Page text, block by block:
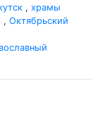
, храмы
, Октябрьский